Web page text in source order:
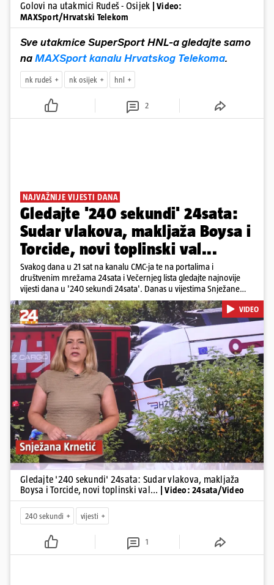
Golovi na utakmici Rudeš - Osijek
| Video:
MAXSport/Hrvatski Telekom
Sve utakmice SuperSport HNL-a gledajte samo
na MAXSport kanalu Hrvatskog Telekoma.
nk rudeš nk osijek hnl
2
NAJVAŽNIJE VIJESTI DANA
Gledajte '240 sekundi' 24sata:
Sudar vlakova, makljaža Boysa i
Torcide, novi toplinski val...
Svakog dana u 21 sat na kanalu CMC-ja te na portalima i
društvenim mrežama 24sata i Večernjeg lista gledajte najnovije
vijesti dana u '240 sekundi 24sata'. Danas u vijestima Snježane
Krnetić: Željeznička nesreća između kolodvora Sveti Ivan Žabno i
Gradec, masovna tučnjava Boysa i Torcide, prijeti nestašica vode
kraj Požege...
Pokretanje videa...
VIDEO
Gledajte '240 sekundi' 24sata: Sudar vlakova, makljaža
Boysa i Torcide, novi toplinski val...
| Video: 24sata/Video
240 sekundi vijesti
1